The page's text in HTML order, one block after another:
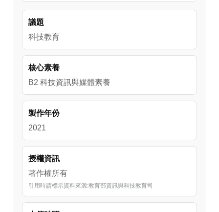
議題
科技教育
核心素養
B2 科技資訊與媒體素養
製作年份
2021
授權資訊
著作權所有
引用時請標示資料來源:教育部資訊與科技教育司